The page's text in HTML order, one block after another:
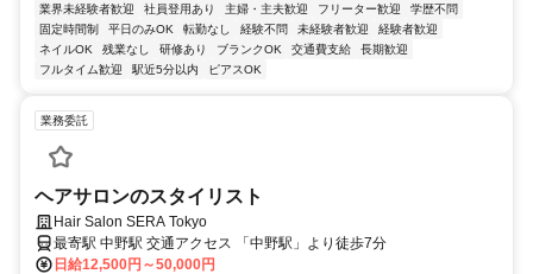
業界未経験者歓迎 社員登用あり 主婦・主夫歓迎 フリーター歓迎
学歴不問
固定時間制
平日のみOK 転勤なし 経験不問 未経験者歓迎
経験者歓迎
ネイルOK
残業なし 研修あり ブランクOK 交通費支給
長期歓迎
フルタイム歓迎
駅近5分以内 ピアスOK
業務委託
ヘアサロンのスタイリスト
Hair Salon SERA Tokyo
最寄駅 中野駅 交通アクセス 「中野駅」より徒歩7分
日給12,500円～50,000円